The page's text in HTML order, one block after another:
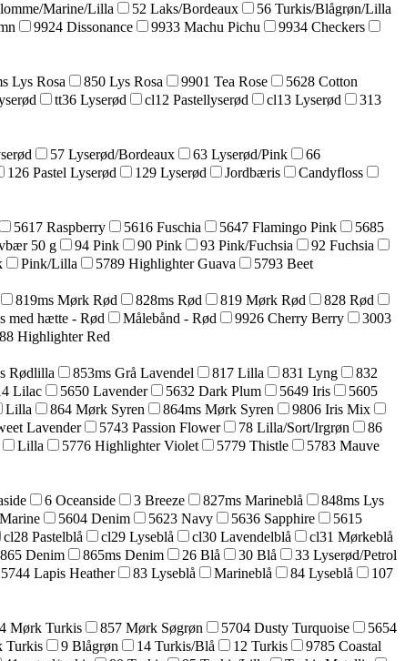
Marine/Lilla 52 Laks/Bordeaux
56 Turkis/Blågrøn/Lilla
9924 Dissonance 9933 Machu Pichu
9934 Checkers
Lys Rosa 850 Lys Rosa 9901 Tea Rose
5628 Cotton
tt36 Lyserød cl12 Pastellyserød cl13 Lyserød
313
57 Lyserød/Bordeaux 63 Lyserød/Pink
66
126 Pastel Lyserød 129 Lyserød Jordbæris
Candyfloss
5617 Raspberry 5616 Fuschia 5647 Flamingo Pink
5685
50 g 94 Pink 90 Pink 93 Pink/Fuchsia
92 Fuchsia
Pink/Lilla 5789 Highlighter Guava
5793 Beet
819ms Mørk Rød 828ms Rød 819 Mørk Rød
828 Rød
med hætte - Rød Målebånd - Rød 9926 Cherry Berry
3003
Highlighter Red
Rødlilla 853ms Grå Lavendel 817 Lilla 831 Lyng
832
Lilac 5650 Lavender 5632 Dark Plum 5649 Iris
5605
Lilla 864 Mørk Syren 864ms Mørk Syren
9806 Iris Mix
Lavender 5743 Passion Flower 78 Lilla/Sort/Irgrøn
86
Lilla 5776 Highlighter Violet 5779 Thistle
5783 Mauve
6 Oceanside 3 Breeze 827ms Marineblå
848ms Lys
5604 Denim 5623 Navy 5636 Sapphire
5615
cl28 Pastelblå cl29 Lyseblå cl30 Lavendelblå
cl31 Mørkeblå
865 Denim 865ms Denim 26 Blå 30 Blå
33 Lyserød/Petrol
5744 Lapis Heather 83 Lyseblå Marineblå 84 Lyseblå
107
Mørk Turkis 857 Mørk Søgrøn 5704 Dusty Turquoise
5654
Turkis 9 Blågrøn 14 Turkis/Blå 12 Turkis
9785 Coastal